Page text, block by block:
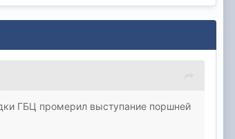
ГБЦ промерил выступание поршней